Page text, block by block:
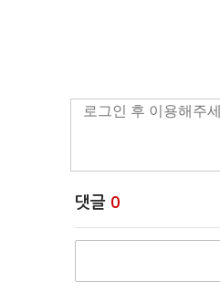
댓글 0